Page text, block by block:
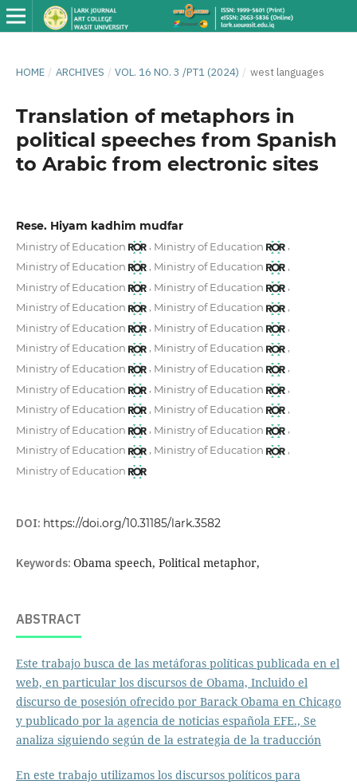
HOME / ARCHIVES / VOL. 16 NO. 3 /PT1 (2024) / west languages
Translation of metaphors in
political speeches from Spanish
to Arabic from electronic sites
Rese. Hiyam kadhim mudfar
Ministry of Education Ministry of Education
,
Ministry of Education
Ministry of Education
,
Ministry of Education
Ministry of Education
,
Ministry of Education
Ministry of Education
,
Ministry of Education
, Ministry of Education
,
Ministry of Education
Ministry of Education
,
Ministry of Education
, Ministry of Education
,
Ministry of Education
Ministry of Education
,
Ministry of Education
Ministry of Education
,
Ministry of Education
Ministry of Education
,
Ministry of Education
Ministry of Education
,
Ministry of Education
DOI: https://doi.org/10.31185/lark.3582
Keywords: Obama speech, Political metaphor,
ABSTRACT
Este trabajo busca de las metáforas políticas publicada en el
web, en particular los discursos de Obama, Incluido el
discurso de posesión ofrecido por Barack Obama en Chicago
y publicado por la agencia de noticias española EFE., Se
analiza siguiendo según de la estrategia de la traducción
En este trabajo utilizamos los discursos políticos para